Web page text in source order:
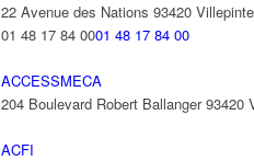
22 Avenue des Nations 93420 Villepinte
01 48 17 84 0001 48 17 84 00
ACCESSMECA
204 Boulevard Robert Ballanger 93420
ACFI